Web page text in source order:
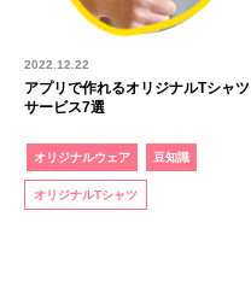
2022.12.22
アプリで作れるオリジナルTシャツ
サービス7選
オリジナルウェア 豆知識
オリジナルTシャツ